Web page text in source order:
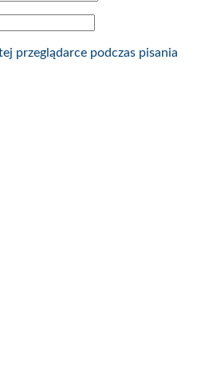
przeglądarce podczas pisania